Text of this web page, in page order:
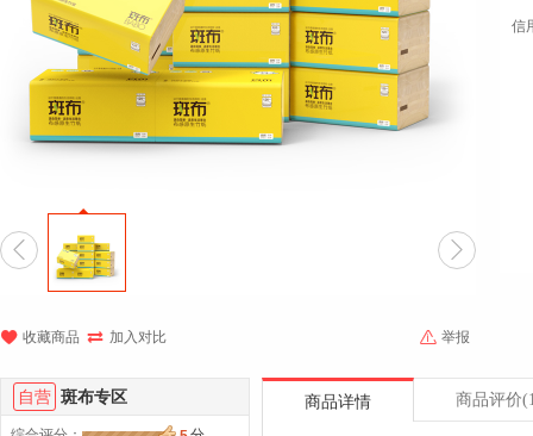
 
 收藏商品  加入对比  举报
信
商品详情 商品评价
自营 斑布专区